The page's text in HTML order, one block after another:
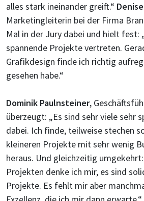
alles stark ineinander greift.“
Marketingleiterin bei der Firma
Mal in der Jury dabei und hielt fest:
spannende Projekte vertreten.
Grafikdesign finde ich richtig
gesehen habe.“
Dominik Paulnsteiner,
überzeugt: „Es sind sehr viele sehr
dabei. Ich finde, teilweise stechen
kleineren Projekte mit sehr wenig
heraus. Und gleichzeitig
Projekten denke ich mir, es sind
Projekte. Es fehlt mir aber